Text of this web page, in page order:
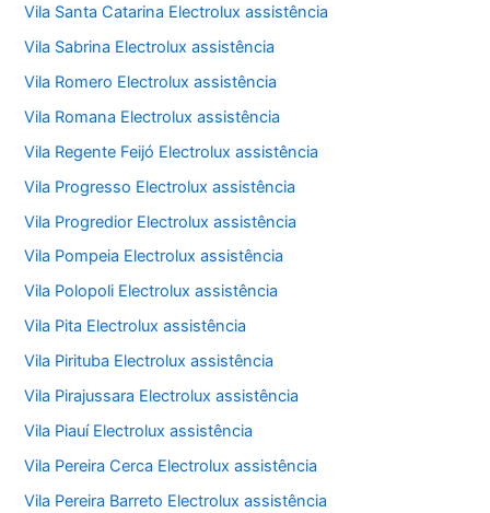
Vila Santa Catarina Electrolux assistência
Vila Sabrina Electrolux assistência
Vila Romero Electrolux assistência
Vila Romana Electrolux assistência
Vila Regente Feijó Electrolux assistência
Vila Progresso Electrolux assistência
Vila Progredior Electrolux assistência
Vila Pompeia Electrolux assistência
Vila Polopoli Electrolux assistência
Vila Pita Electrolux assistência
Vila Pirituba Electrolux assistência
Vila Pirajussara Electrolux assistência
Vila Piauí Electrolux assistência
Vila Pereira Cerca Electrolux assistência
Vila Pereira Barreto Electrolux assistência